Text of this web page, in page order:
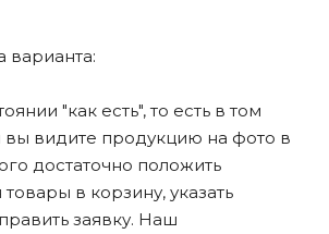
варианта:
"как есть", то есть в том
вы видите продукцию на фото в
достаточно положить
в корзину, указать
заявку. Наш